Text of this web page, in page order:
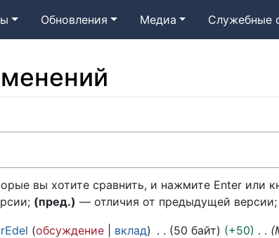
Обновления Медиа Служебные
вы хотите сравнить, и нажмите Enter или
(пред.) — отличия от предыдущей версии;
обсуждение вклад 50 байт +50